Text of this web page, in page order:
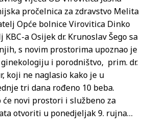
pročelnica za zdravstvo Melita
Opće bolnice Virovitica Dinko
a Osijek dr. Krunoslav Šego sa
s novim prostorima upoznao je
i porodništvo, prim. dr.
koji ne naglasio kako je u
tri dana rođeno 10 beba.
novi prostori i službeno za
otvoriti u ponedjeljak 9. rujna…